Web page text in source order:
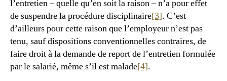
l’entretien – quelle qu’en soit la raison – n’a pour effet
de suspendre la procédure disciplinaire[3]. C’est
d’ailleurs pour cette raison que l’employeur n’est pas
tenu, sauf dispositions conventionnelles contraires, de
faire droit à la demande de report de l’entretien formulée
par le salarié, même s’il est malade[4].